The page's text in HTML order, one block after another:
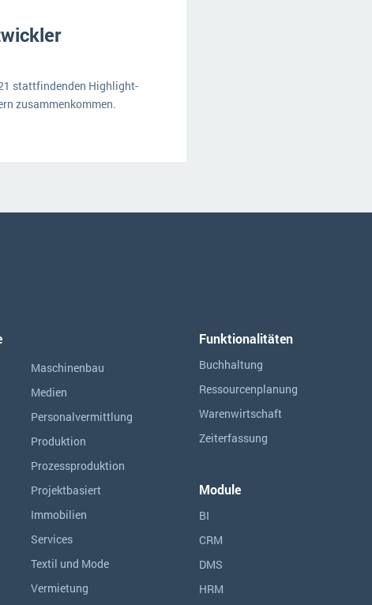
stattfindenden Highlight-
zusammenkommen.
Maschinenbau
Medien
Personalvermittlung
Produktion
Prozessproduktion
Projektbasiert
Immobilien
Services
Textil und Mode
Vermietung
Funktionalitäten
Buchhaltung
Ressourcen­planung
Warenwirtschaft
Zeiterfassung
Module
BI
CRM
DMS
HRM